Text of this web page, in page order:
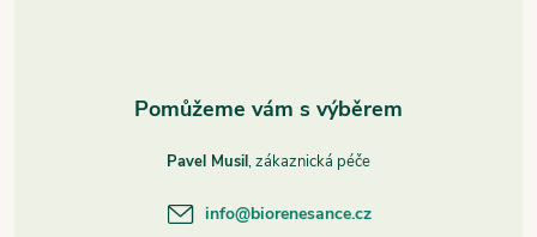
Pavel Musil
info@biorenesance.cz